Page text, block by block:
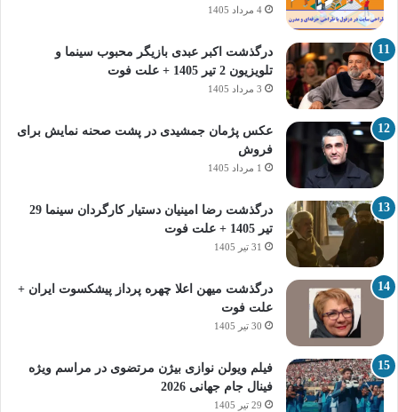
4 مرداد 1405
درگذشت اکبر عبدی بازیگر محبوب سینما و
تلویزیون 2 تیر 1405 + علت فوت
3 مرداد 1405
عکس پژمان جمشیدی در پشت صحنه نمایش برای
فروش
1 مرداد 1405
درگذشت رضا امینیان دستیار کارگردان سینما 29
تیر 1405 + علت فوت
31 تیر 1405
درگذشت میهن اعلا چهره پرداز پیشکسوت ایران +
علت فوت
30 تیر 1405
فیلم ویولن نوازی بیژن مرتضوی در مراسم ویژه
فینال جام جهانی 2026
29 تیر 1405